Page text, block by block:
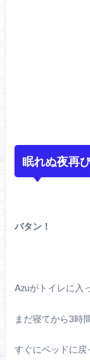
眠れぬ夜再
バタン！
Azuがトイレに入
まだ寝てから3時
すぐにベッドに戻